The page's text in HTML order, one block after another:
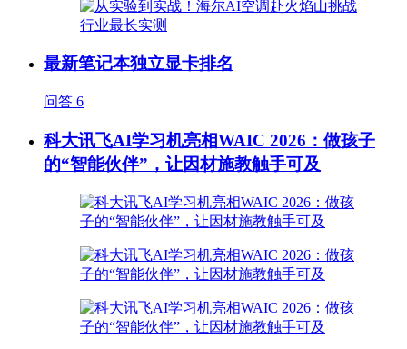
最新笔记本独立显卡排名
问答 6
科大讯飞AI学习机亮相WAIC 2026：做孩子
的“智能伙伴”，让因材施教触手可及